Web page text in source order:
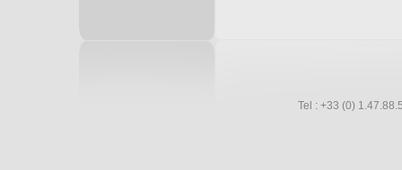
Tel : +33 (0)